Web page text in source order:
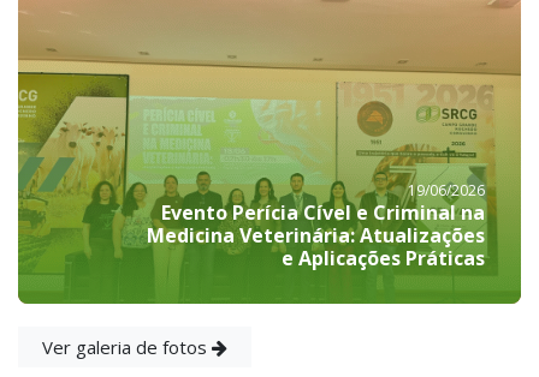
19/06/2026
Evento Perícia Cível e Criminal na
Medicina Veterinária: Atualizações
e Aplicações Práticas
Ver galeria de fotos